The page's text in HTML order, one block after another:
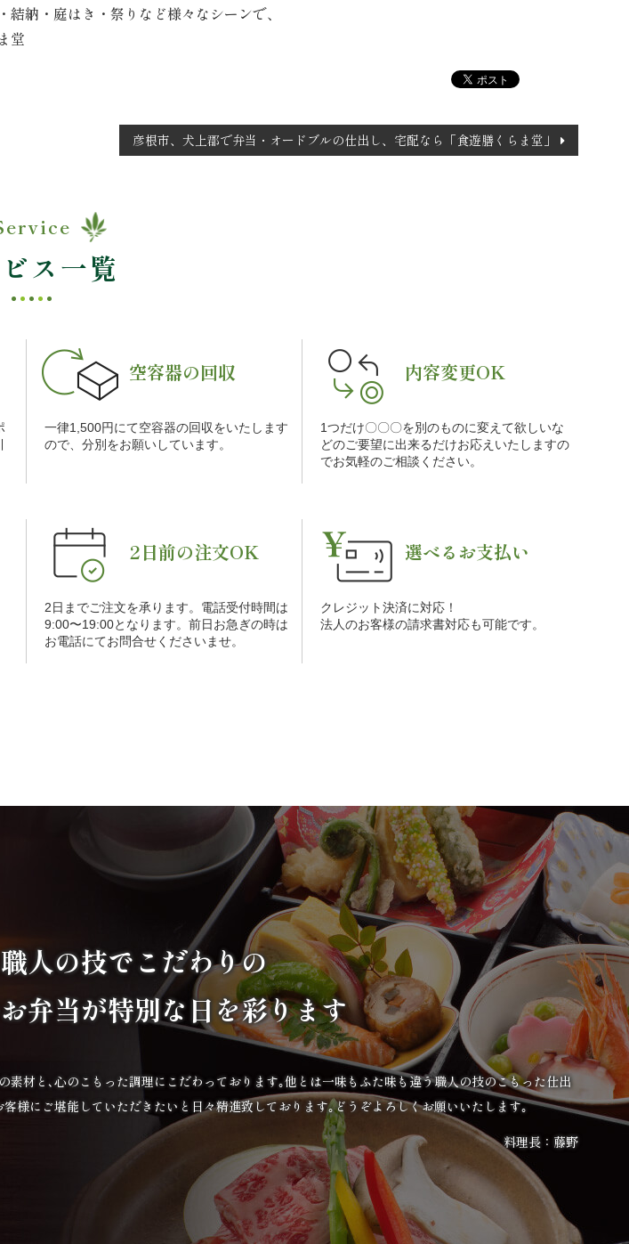
納・庭はき・祭りなど様々なシーンで、
堂
彦根市、犬上郡で弁当・オードブルの仕出し、宅配なら「食遊膳くらま堂」
ス一覧
空容器の回収
一律1,500円にて空容器の回収をいたします
ので、分別をお願いしています。
内容変更OK
1つだけ〇〇〇を別のものに変えて欲しいな
どのご要望に出来るだけお応えいたしますの
でお気軽のご相談ください。
2日前の注文OK
2日までご注文を承ります。電話受付時間は
9:00〜19:00となります。前日お急ぎの時は
お電話にてお問合せくださいませ。
選べるお支払い
クレジット決済に対応！
法人のお客様の請求書対応も可能です。
人の技でこだわりの
お弁当が特別な日を彩ります
素材と､心のこもった調理にこだわっております｡他とは一味もふた味も違う職人の技のこもった仕出
客様にご堪能していただきたいと日々精進致しております｡どうぞよろしくお願いいたします｡
料理長：藤野